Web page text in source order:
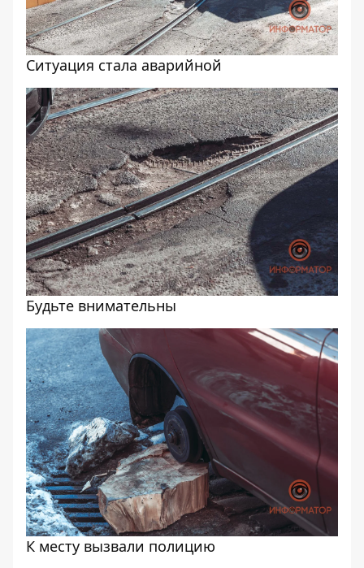
Ситуация стала аварийной
Будьте внимательны
К месту вызвали полицию